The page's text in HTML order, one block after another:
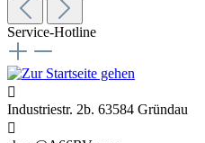
Service-Hotline
Industriestr. 2b. 63584 Gründau